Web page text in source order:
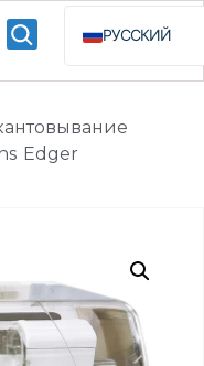
РУССКИЙ
ENGLISH
Edger